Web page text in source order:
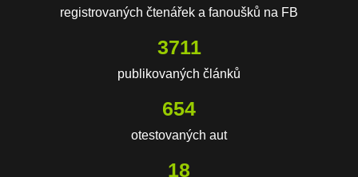
registrovaných čtenářek a fanoušků na FB
3711
publikovaných článků
654
otestovaných aut
18